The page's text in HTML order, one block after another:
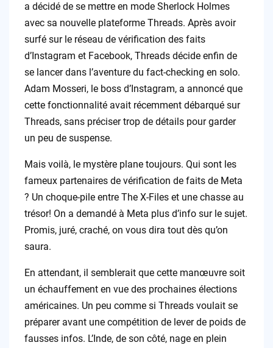
a décidé de se mettre en mode Sherlock Holmes
avec sa nouvelle plateforme Threads. Après avoir
surfé sur le réseau de vérification des faits
d’Instagram et Facebook, Threads décide enfin de
se lancer dans l’aventure du fact-checking en solo.
Adam Mosseri, le boss d’Instagram, a annoncé que
cette fonctionnalité avait récemment débarqué sur
Threads, sans préciser trop de détails pour garder
un peu de suspense.
Mais voilà, le mystère plane toujours. Qui sont les
fameux partenaires de vérification de faits de Meta
? Un choque-pile entre The X-Files et une chasse au
trésor! On a demandé à Meta plus d’info sur le sujet.
Promis, juré, craché, on vous dira tout dès qu’on
saura.
En attendant, il semblerait que cette manœuvre soit
un échauffement en vue des prochaines élections
américaines. Un peu comme si Threads voulait se
préparer avant une compétition de lever de poids de
fausses infos. L’Inde, de son côté, nage en plein